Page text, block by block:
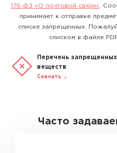
176-ФЗ «О почтовой связи» .
принимает к отправке
списке запрещенных.
списком в файле
Перечень
веществ
Скачать
Часто